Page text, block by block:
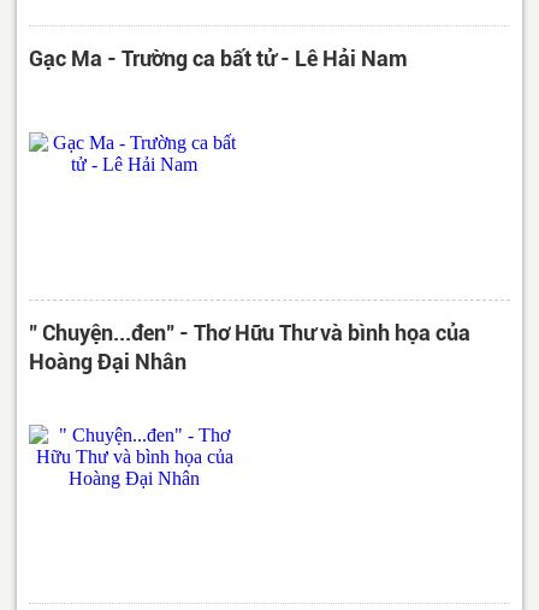
Gạc Ma - Trường ca bất tử - Lê Hải Nam
" Chuyện...đen" - Thơ Hữu Thư và bình họa của
Hoàng Đại Nhân